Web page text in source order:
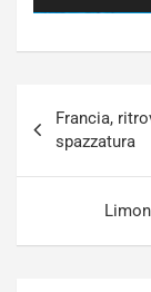
articoli
Francia,
spazzatura